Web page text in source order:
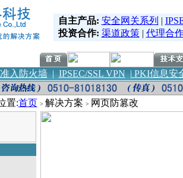
自主产品: 安全网关系列 |
投资合作: 渠道政策| 代理合
入防火墙| IPSEC/SSL VPN | PKI信息安
置:首页 > 解决方案 > 网页防篡改